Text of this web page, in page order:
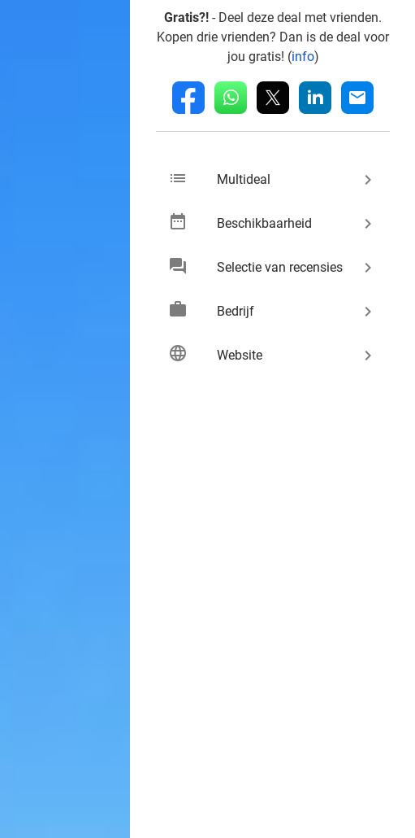
Gratis?! - Deel deze deal met vrienden.
Kopen drie vrienden? Dan is de deal voor
jou gratis! (info)
fb whatsapp linkedin mail
list Multideal keyboard_arrow_right
date_range Beschikbaarheid keyboard_arrow_right
chat Selectie van recensies keyboard_arrow_right
work Bedrijf keyboard_arrow_right
language Website keyboard_arrow_right